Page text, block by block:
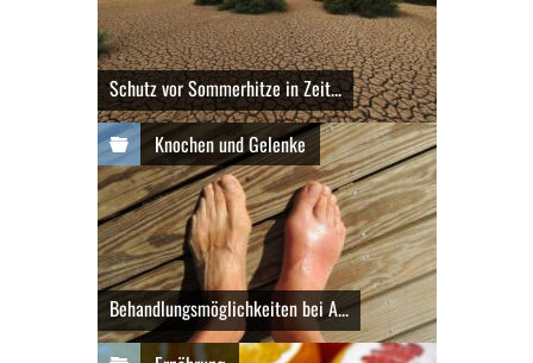
Schutz vor Sommerhitze in Zeit...
Knochen und Gelenke
Behandlungsmöglichkeiten bei A...